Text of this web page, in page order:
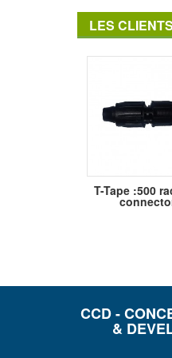
LES
T-Tape :500
CCD -
&